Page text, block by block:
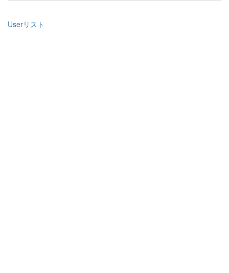
Userリスト